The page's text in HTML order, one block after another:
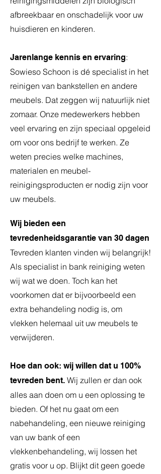
afbreekbaar en onschadelijk voor uw
huisdieren en kinderen.
Jarenlange kennis en ervaring:
Sowieso Schoon is dé specialist in het
reinigen van bankstellen en andere
meubels. Dat zeggen wij natuurlijk niet
zomaar. Onze medewerkers hebben
veel ervaring en zijn speciaal opgeleid
om voor ons bedrijf te werken. Ze
weten precies welke machines,
materialen en meubel-
reinigingsproducten er nodig zijn voor
uw meubels.
Wij bieden een
tevredenheidsgarantie van 30 dagen
Tevreden klanten vinden wij belangrijk!
Als specialist in bank reiniging weten
wij wat we doen. Toch kan het
voorkomen dat er bijvoorbeeld een
extra behandeling nodig is, om
vlekken helemaal uit uw meubels te
verwijderen.
Hoe dan ook: wij willen dat u 100%
tevreden bent. Wij zullen er dan ook
alles aan doen om u een oplossing te
bieden. Of het nu gaat om een
nabehandeling, een nieuwe reiniging
van uw bank of een
vlekkenbehandeling, wij lossen het
gratis voor u op. Blijkt dit geen goede